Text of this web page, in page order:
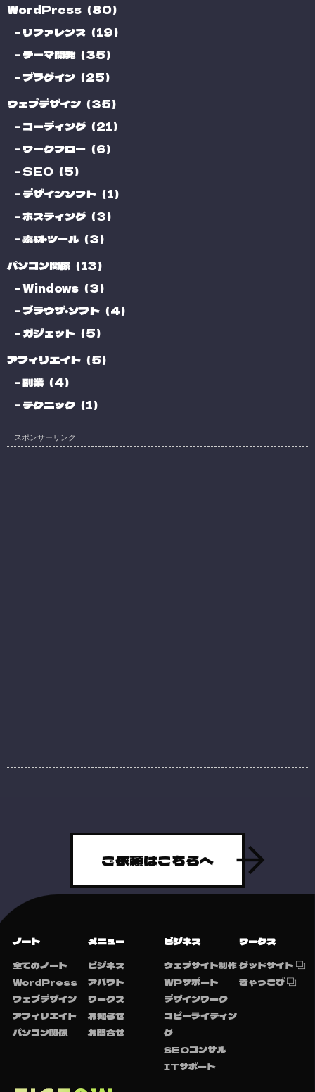
WordPress（80）
リファレンス（19）
テーマ開発（35）
プラグイン（25）
ウェブデザイン（35）
コーディング（21）
ワークフロー（6）
SEO（5）
デザインソフト（1）
ホスティング（3）
素材・ツール（3）
パソコン関係（13）
Windows（3）
ブラウザ・ソフト（4）
ガジェット（5）
アフィリエイト（5）
副業（4）
テクニック（1）
ご依頼はこちらへ
ノート
全てのノート
WordPress
ウェブデザイン
アフィリエイト
パソコン関係
メニュー
ビジネス
アバウト
ワークス
お知らせ
お問合せ
ビジネス
ウェブサイト制作
WPサポート
デザインワーク
コピーライティン
グ
SEOコンサル
ITサポート
ワークス
グッドサイト
きゃっこぴ